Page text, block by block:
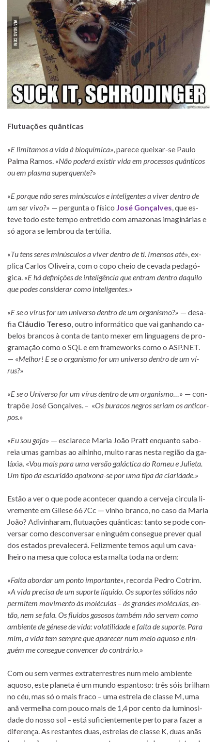
Flutuações quân­ti­cas
«E li­mi­ta­mos a vida à bi­oquí­mica», pa­rece queixar-se Paulo
Palma Ramos. «Não po­derá exis­tir vida em pro­ces­sos quân­ti­cos
ou em plasma su­per­quente?»
«E por­que não se­res mi­nús­cu­los e in­te­li­gen­tes a vi­ver den­tro de
um ser vivo?» — per­gunta o fí­sico José Gonçalves , que es­
teve todo este tempo en­tre­tido com ama­zo­nas ima­gi­ná­rias e
só agora se lem­brou da tertúlia.
«Tu tens se­res mi­nús­cu­los a vi­ver den­tro de ti. Imensos até», ex­
plica Carlos Oliveira, com o copo cheio de ce­vada pe­da­gó­
gica. «E há de­fi­ni­ções de in­te­li­gên­cia que en­tram den­tro da­quilo
que po­des con­si­de­rar como in­te­li­gen­tes. »
«E se o ví­rus for um uni­verso den­tro de um or­ga­nismo?» — de­sa­
fia Cláudio Tereso , ou­tro in­for­má­tico que vai ga­nhando ca­
be­los bran­cos à conta de tanto me­xer em lin­gua­gens de pro­
gra­ma­ção como o SQL e em fra­meworks como o ASP.NET.
— «Melhor! E se o or­ga­nismo for um uni­verso den­tro de um ví­
rus?»
«E se o Universo for um ví­rus den­tro de um or­ga­nismo… » — con­
tra­põe José Gonçalves. – «Os bu­ra­cos ne­gros se­riam os an­ti­cor­
pos. »
«Eu sou gaja» — es­cla­rece Maria João Pratt en­quanto sa­bo­
reia umas gam­bas ao alhi­nho, muito ra­ras nesta re­gião da ga­
lá­xia. «Vou mais para uma ver­são ga­lác­tica do Romeu e Julieta.
Um tipo da es­cu­ri­dão apaixona-se por uma tipa da cla­ri­dade. »
Estão a ver o que pode acon­te­cer quando a cer­veja cir­cula li­
vre­mente em Gliese 667Cc — vi­nho branco, no caso da Maria
João? Adivinharam, flu­tu­a­ções quân­ti­cas: tanto se pode con­
ver­sar como des­con­ver­sar e nin­guém con­se­gue pre­ver qual
dos es­ta­dos pre­va­le­cerá. Felizmente te­mos aqui um ca­va­
lheiro na mesa que co­loca esta malta toda na ordem:
«Falta abor­dar um ponto im­por­tante», re­corda Pedro Cotrim.
«A vida pre­cisa de um su­porte lí­quido. Os su­por­tes só­li­dos não
per­mi­tem mo­vi­mento às mo­lé­cu­las – às gran­des mo­lé­cu­las, en­
tão, nem se fala. Os flui­dos ga­so­sos tam­bém não ser­vem como
am­bi­ente de gé­nese de vida: vo­la­ti­li­dade e falta de su­porte. Para
mim, a vida tem sem­pre que apa­re­cer num meio aquoso e nin­
guém me con­se­gue con­ven­cer do con­trá­rio. »
Com ou sem ver­mes ex­tra­ter­res­tres num meio am­bi­ente
aquoso, este pla­neta é um mundo es­pan­toso: três sóis bri­lham
no céu, mas só o mais fraco – uma es­trela de classe M, uma
anã ver­me­lha com pouco mais de 1,4 por cento da lu­mi­no­si­
dade do nosso sol – está su­fi­ci­en­te­mente perto para fa­zer a
di­fe­rença. As res­tan­tes duas, es­tre­las de classe K, duas anãs